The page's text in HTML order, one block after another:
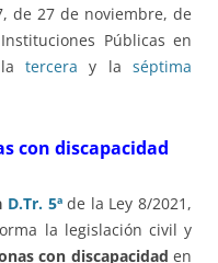
de 27 de noviembre, de
Públicas en
latercera y laséptima
con discapacidad
D.Tr. 5ªde la Ley 8/2021,
la legislación civil y
con discapacidad en